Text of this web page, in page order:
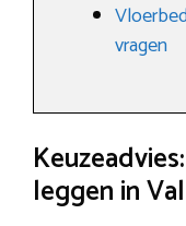
vragen
leggen in